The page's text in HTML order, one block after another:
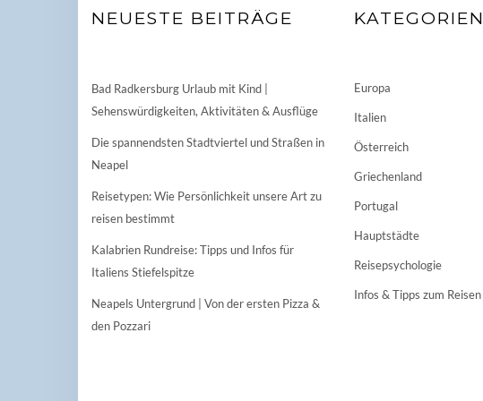
NEUESTE BEITRÄGE
Bad Radkersburg Urlaub mit Kind |
Sehenswürdigkeiten, Aktivitäten & Ausflüge
Die spannendsten Stadtviertel und Straßen in
Neapel
Reisetypen: Wie Persönlichkeit unsere Art zu
reisen bestimmt
Kalabrien Rundreise: Tipps und Infos für
Italiens Stiefelspitze
Neapels Untergrund | Von der ersten Pizza &
den Pozzari
KATEGORIEN
Europa
Italien
Österreich
Griechenland
Portugal
Hauptstädte
Reisepsychologie
Infos & Tipps zum Reisen